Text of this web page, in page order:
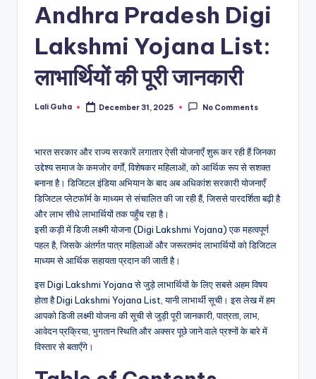
Andhra Pradesh Digi
Lakshmi Yojana List:
लाभार्थियों की पूरी जानकारी
Posted
Lali Guha December 31, 2025 No Comments
भारत सरकार और राज्य सरकारें लगातार ऐसी योजनाएँ शुरू कर रही हैं जिनका
उद्देश्य समाज के कमजोर वर्गों, विशेषकर महिलाओं, को आर्थिक रूप से सशक्त
बनाना है। डिजिटल इंडिया अभियान के बाद अब अधिकांश सरकारी योजनाएँ
डिजिटल प्लेटफॉर्म के माध्यम से संचालित की जा रही हैं, जिससे पारदर्शिता बढ़ी है
और लाभ सीधे लाभार्थियों तक पहुँच रहा है।
इसी कड़ी में डिजी लक्ष्मी योजना (Digi Lakshmi Yojana) एक महत्वपूर्ण
पहल है, जिसके अंतर्गत पात्र महिलाओं और जरूरतमंद लाभार्थियों को डिजिटल
माध्यम से आर्थिक सहायता प्रदान की जाती है।
इस Digi Lakshmi Yojana से जुड़े लाभार्थियों के लिए सबसे अहम विषय
होता है Digi Lakshmi Yojana List, यानी लाभार्थी सूची। इस लेख में हम
आपको डिजी लक्ष्मी योजना की सूची से जुड़ी पूरी जानकारी, पात्रता, लाभ,
आवेदन प्रक्रिया, भुगतान स्थिति और अक्सर पूछे जाने वाले प्रश्नों के बारे में
विस्तार से बताएँगे।